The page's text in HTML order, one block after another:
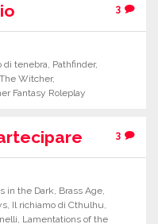
3
di tenebra, Pathfinder,
The Witcher,
Fantasy Roleplay
3
in the Dark, Brass Age,
, Il richiamo di Cthulhu,
, Lamentations of the